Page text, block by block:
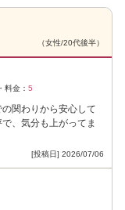
（女性/20代後半）
料金： 5
関わりから安心して
、気分も上がってま
[投稿日] 2026/07/06